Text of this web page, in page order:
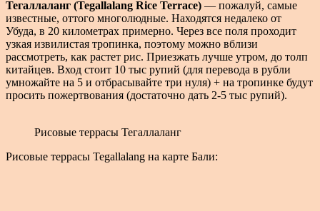
Тегаллаланг (Tegallalang Rice Terrace) — пожалуй, самые
известные, оттого многолюдные. Находятся недалеко от
Убуда, в 20 километрах примерно. Через все поля проходит
узкая извилистая тропинка, поэтому можно вблизи
рассмотреть, как растет рис. Приезжать лучше утром, до толп
китайцев. Вход стоит 10 тыс рупий (для перевода в рубли
умножайте на 5 и отбрасывайте три нуля) + на тропинке будут
просить пожертвования (достаточно дать 2-5 тыс рупий).
Рисовые террасы Тегаллаланг
Рисовые террасы Tegallalang на карте Бали: